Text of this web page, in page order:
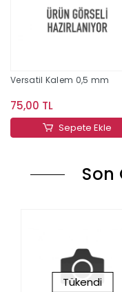
Versatil Kalem 0,5 mm
75,00 TL
Sepete Ekle
Son
Tükendi